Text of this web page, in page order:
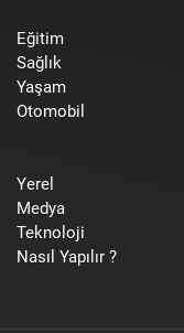
Eğitim
Sağlık
Yaşam
Otomobil
Yerel
Medya
Teknoloji
Nasıl Yapılır ?